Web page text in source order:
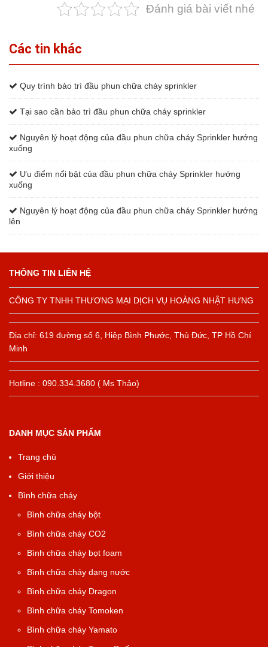
Đánh giá bài viết nhé
Các tin khác
Quy trình bảo trì đầu phun chữa cháy sprinkler
Tại sao cần bảo trì đầu phun chữa cháy sprinkler
Nguyên lý hoạt động của đầu phun chữa cháy Sprinkler hướng
xuống
Ưu điểm nổi bật của đầu phun chữa cháy Sprinkler hướng
xuống
Nguyên lý hoạt động của đầu phun chữa cháy Sprinkler hướng
lên
THÔNG TIN LIÊN HỆ
CÔNG TY TNHH THƯƠNG MẠI DỊCH VỤ HOÀNG NHẬT HƯNG
Địa chỉ: 619 đường số 6, Hiệp Bình Phước, Thủ Đức, TP Hồ Chí
Minh
Hotline : 090.334.3680 ( Ms Thảo)
DANH MỤC SẢN PHẨM
Trang chủ
Giới thiệu
Bình chữa cháy
Bình chữa cháy bột
Bình chữa cháy CO2
Bình chữa cháy bọt foam
Bình chữa cháy dạng nước
Bình chữa cháy Dragon
Bình chữa cháy Tomoken
Bình chữa cháy Yamato